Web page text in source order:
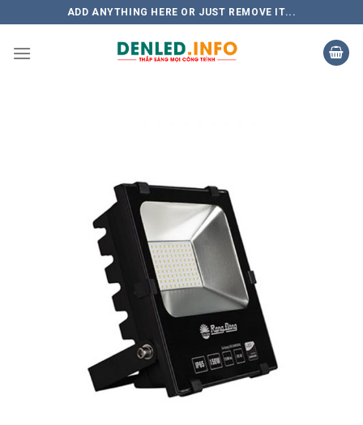
to
content
ADD ANYTHING HERE OR JUST REMOVE IT...